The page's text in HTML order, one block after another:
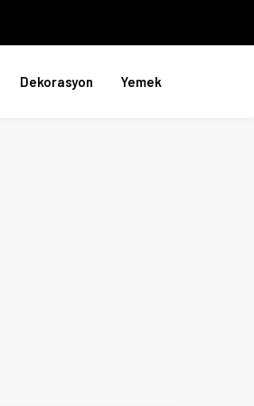
Dekorasyon Yemek